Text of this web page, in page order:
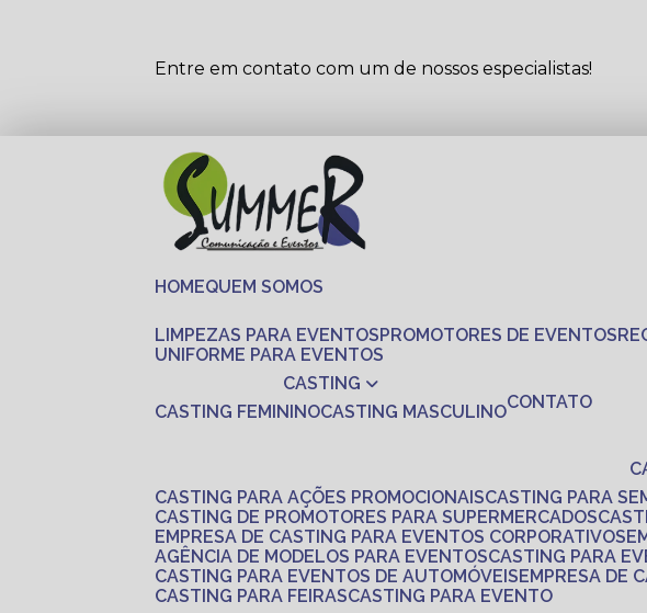
Entre em contato com um de nossos especialistas!
HOME
QUEM SOMOS
LIMPEZAS PARA EVENTOS
PROMOTORES DE EVENTOS
UNIFORME PARA EVENTOS
CASTING
CASTING FEMININO CASTING MASCULINO CONTATO
CASTING PARA AÇÕES PROMOCIONAIS
CASTING PARA
CASTING DE PROMOTORES PARA SUPERMERCADOS
EMPRESA DE CASTING PARA EVENTOS CORPORATIVOS
AGÊNCIA DE MODELOS PARA EVENTOS
CASTING PARA
CASTING PARA EVENTOS DE AUTOMÓVEIS
EMPRESA DE
CASTING PARA FEIRAS
CASTING PARA EVENTO